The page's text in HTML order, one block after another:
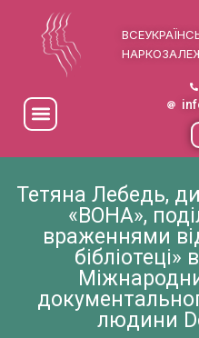
Тетяна Лебедь,
«ВОНА»,
враженнями
людини